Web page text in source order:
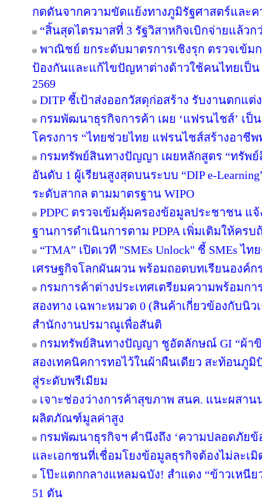
กดดันจากความขัดแย้งทางภูมิรัฐศาสตร์และค
“สิ้นสุดไตรมาสที่ 3 รัฐวิสาหกิจเบิกจ่ายแล้วก
พาณิชย์ ยกระดับมาตรการเชิงรุก ตรวจเข้
ป้องกันและแก้ไขปัญหาต่างด้าวใช้คนไทยเป็
2569
DITP ชี้เป้าส่งออกวัสดุก่อสร้าง รับงานตกแ
กรมพัฒนาธุรกิจการค้า เผย ‘แฟรนไชส์’ เ
โครงการ “ไทยช่วยไทย แฟรนไชส์สร้างอาชีพ
กรมทรัพย์สินทางปัญญา เผยหลักสูตร “ทรัพ
อันดับ 1 ผู้เรียนสูงสุดบนระบบ “DIP e-
ระดับสากล ตามมาตรฐาน WIPO
PDPC ตรวจเข้มคุ้มครองข้อมูลประชาชน แ
ฐานการดำเนินการตาม PDPA เพิ่มเติมให้ครบ
“TMA” เปิดเวที "SMEs Unlock" ชี้ SMEs ไ
เศรษฐกิจโลกผันผวน พร้อมถอดบทเรียนองค์
กรมการค้าต่างประเทศเตรียมความพร้อมก
สองทาง เฉพาะหมวด 0 (สินค้าเกี่ยวข้องกับนิ
สำนักงานปรมาณูเพื่อสันติ
กรมทรัพย์สินทางปัญญา ชูอัตลักษณ์ GI “ผ้า
สองเทคนิคการทอไว้ในผ้าผืนเดียว สะท้อนภู
สู่ระดับพรีเมียม
เจาะช่องว่างการค้าสุขภาพ สนค. แนะผสา
ผลิตภัณฑ์มูลค่าสูง
กรมพัฒนาธุรกิจฯ คำนึงถึง ‘ความปลอดภัย
และเอกชนที่เชื่อมโยงข้อมูลธุรกิจต้องไม่ละเ
โป๊ะแตกกลางแหลมฉบัง! สำแดง “ข้าวเหนีย
51 ตัน